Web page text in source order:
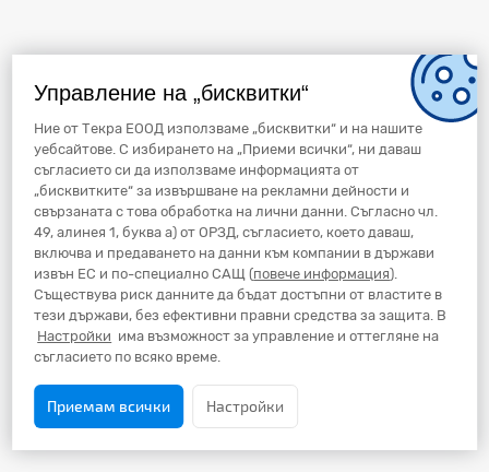
Управление на „бисквитки“
Ние от Текра ЕООД използваме „бисквитки“ и на нашите
уебсайтове. С избирането на „Приеми всички“, ни даваш
съгласието си да използваме информацията от
„бисквитките“ за извършване на рекламни дейности и
свързаната с това обработка на лични данни. Съгласно чл.
49, алинея 1, буква а) от ОРЗД, съгласието, което даваш,
включва и предаването на данни към компании в държави
извън ЕС и по-специално САЩ (повече информация).
Съществува риск данните да бъдат достъпни от властите в
тези държави, без ефективни правни средства за защита. В
Настройки има възможност за управление и оттегляне на
съгласието по всяко време.
Приемам всички Настройки